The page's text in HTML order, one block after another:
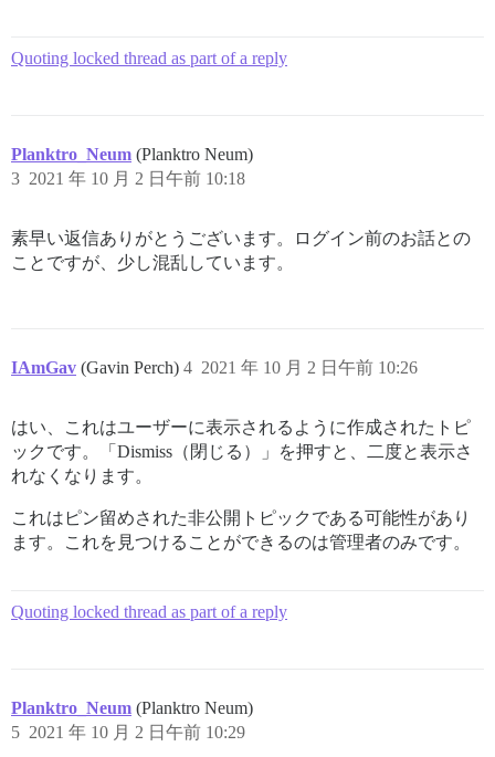
Quoting locked thread as part of a reply
Planktro_Neum (Planktro Neum)
2021 年 10 月 2 日午前 10:18
3
素早い返信ありがとうございます。ログイン前のお話との
ことですが、少し混乱しています。
IAmGav (Gavin Perch) 2021 年 10 月 2 日午前 10:26
4
はい、これはユーザーに表示されるように作成されたトピ
ックです。「Dismiss（閉じる）」を押すと、二度と表示さ
れなくなります。
これはピン留めされた非公開トピックである可能性があり
ます。これを見つけることができるのは管理者のみです。
Quoting locked thread as part of a reply
Planktro_Neum (Planktro Neum)
2021 年 10 月 2 日午前 10:29
5